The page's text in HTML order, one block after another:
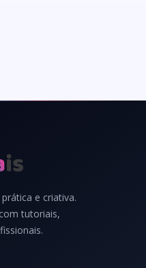
e criativa.
tutoriais,